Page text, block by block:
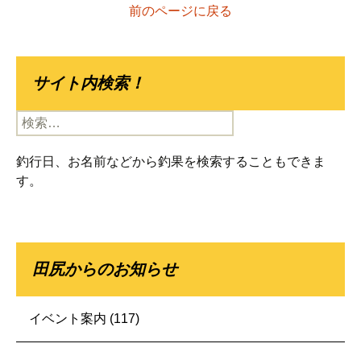
前のページに戻る
サイト内検索！
検
索:
釣行日、お名前などから釣果を検索することもできま
す。
田尻からのお知らせ
イベント案内 (117)